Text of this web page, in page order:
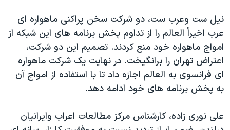
نیل ست وعرب ست، دو شرکت سخن پراکنی ماهواره ای
عرب اخیراً العالم را از تداوم پخش برنامه های این شبکه از
امواج ماهواره خود منع کردند. تصمیم این دو شرکت،
اعتراض تهران را برانگیخت. در نهایت یک شرکت ماهواره
ای فرانسوی به العالم اجازه داد تا با استفاده از امواج آن
به پخش برنامه های خود ادامه دهد.
علی نوری زاده، کارشناس مرکز مطالعات اعراب وایرانیان